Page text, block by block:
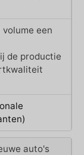
een
de productie
auto's